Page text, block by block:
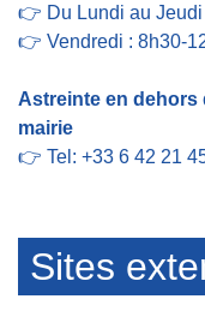
👉 Du Lundi au
👉 Vendredi : 8h30-
Astreinte en dehors
mairie
👉 Tel: +33 6 42 21
Sites